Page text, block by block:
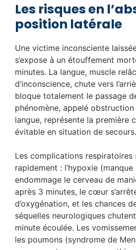
Les risques en
position latérale
Une victime inconsciente
s’expose à un étouffement
minutes. La langue, muscle
d’inconscience, chute vers
bloque totalement le passage
phénomène, appelé
langue, représente la première
évitable en situation de secours.
Les complications respiratoires
rapidement : l’hypoxie (manque
endommage le cerveau de
après 3 minutes, le cœur
d’oxygénation, et les chances
séquelles neurologiques
minute écoulée. Les
les poumons (syndrome de